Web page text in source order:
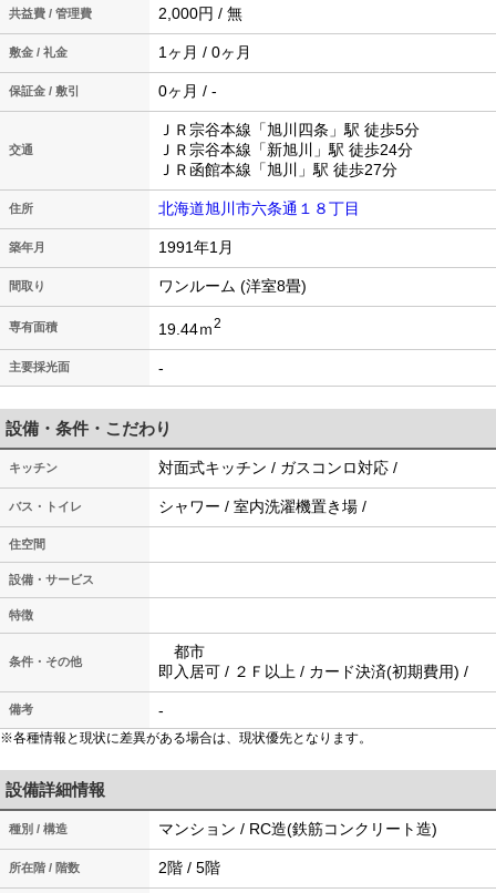
共益費 / 管理費 2,000円 / 無
敷金 / 礼金 1ヶ月 / 0ヶ月
保証金 / 敷引 0ヶ月 / -
交通
ＪＲ宗谷本線「旭川四条」駅 徒歩5分
ＪＲ宗谷本線「新旭川」駅 徒歩24分
ＪＲ函館本線「旭川」駅 徒歩27分
住所 北海道旭川市六条通１８丁目
築年月 1991年1月
間取り ワンルーム (洋室8畳)
専有面積 19.44ｍ2
主要採光面 -
設備・条件・こだわり
キッチン 対面式キッチン / ガスコンロ対応 /
バス・トイレ シャワー / 室内洗濯機置き場 /
住空間
設備・サービス
特徴
条件・その他
都市
即入居可 / ２Ｆ以上 / カード決済(初期費用) /
備考 -
※各種情報と現状に差異がある場合は、現状優先となります。
設備詳細情報
種別 / 構造 マンション / RC造(鉄筋コンクリート造)
所在階 / 階数 2階 / 5階